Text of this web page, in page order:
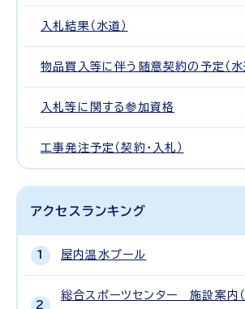
入札結果（水道）
物品買入等に伴う随意契約の予定（水
入札等に関する参加資格
工事発注予定（契約・入札）
アクセスランキング
屋内温水プール
総合スポーツセンター 施設案内